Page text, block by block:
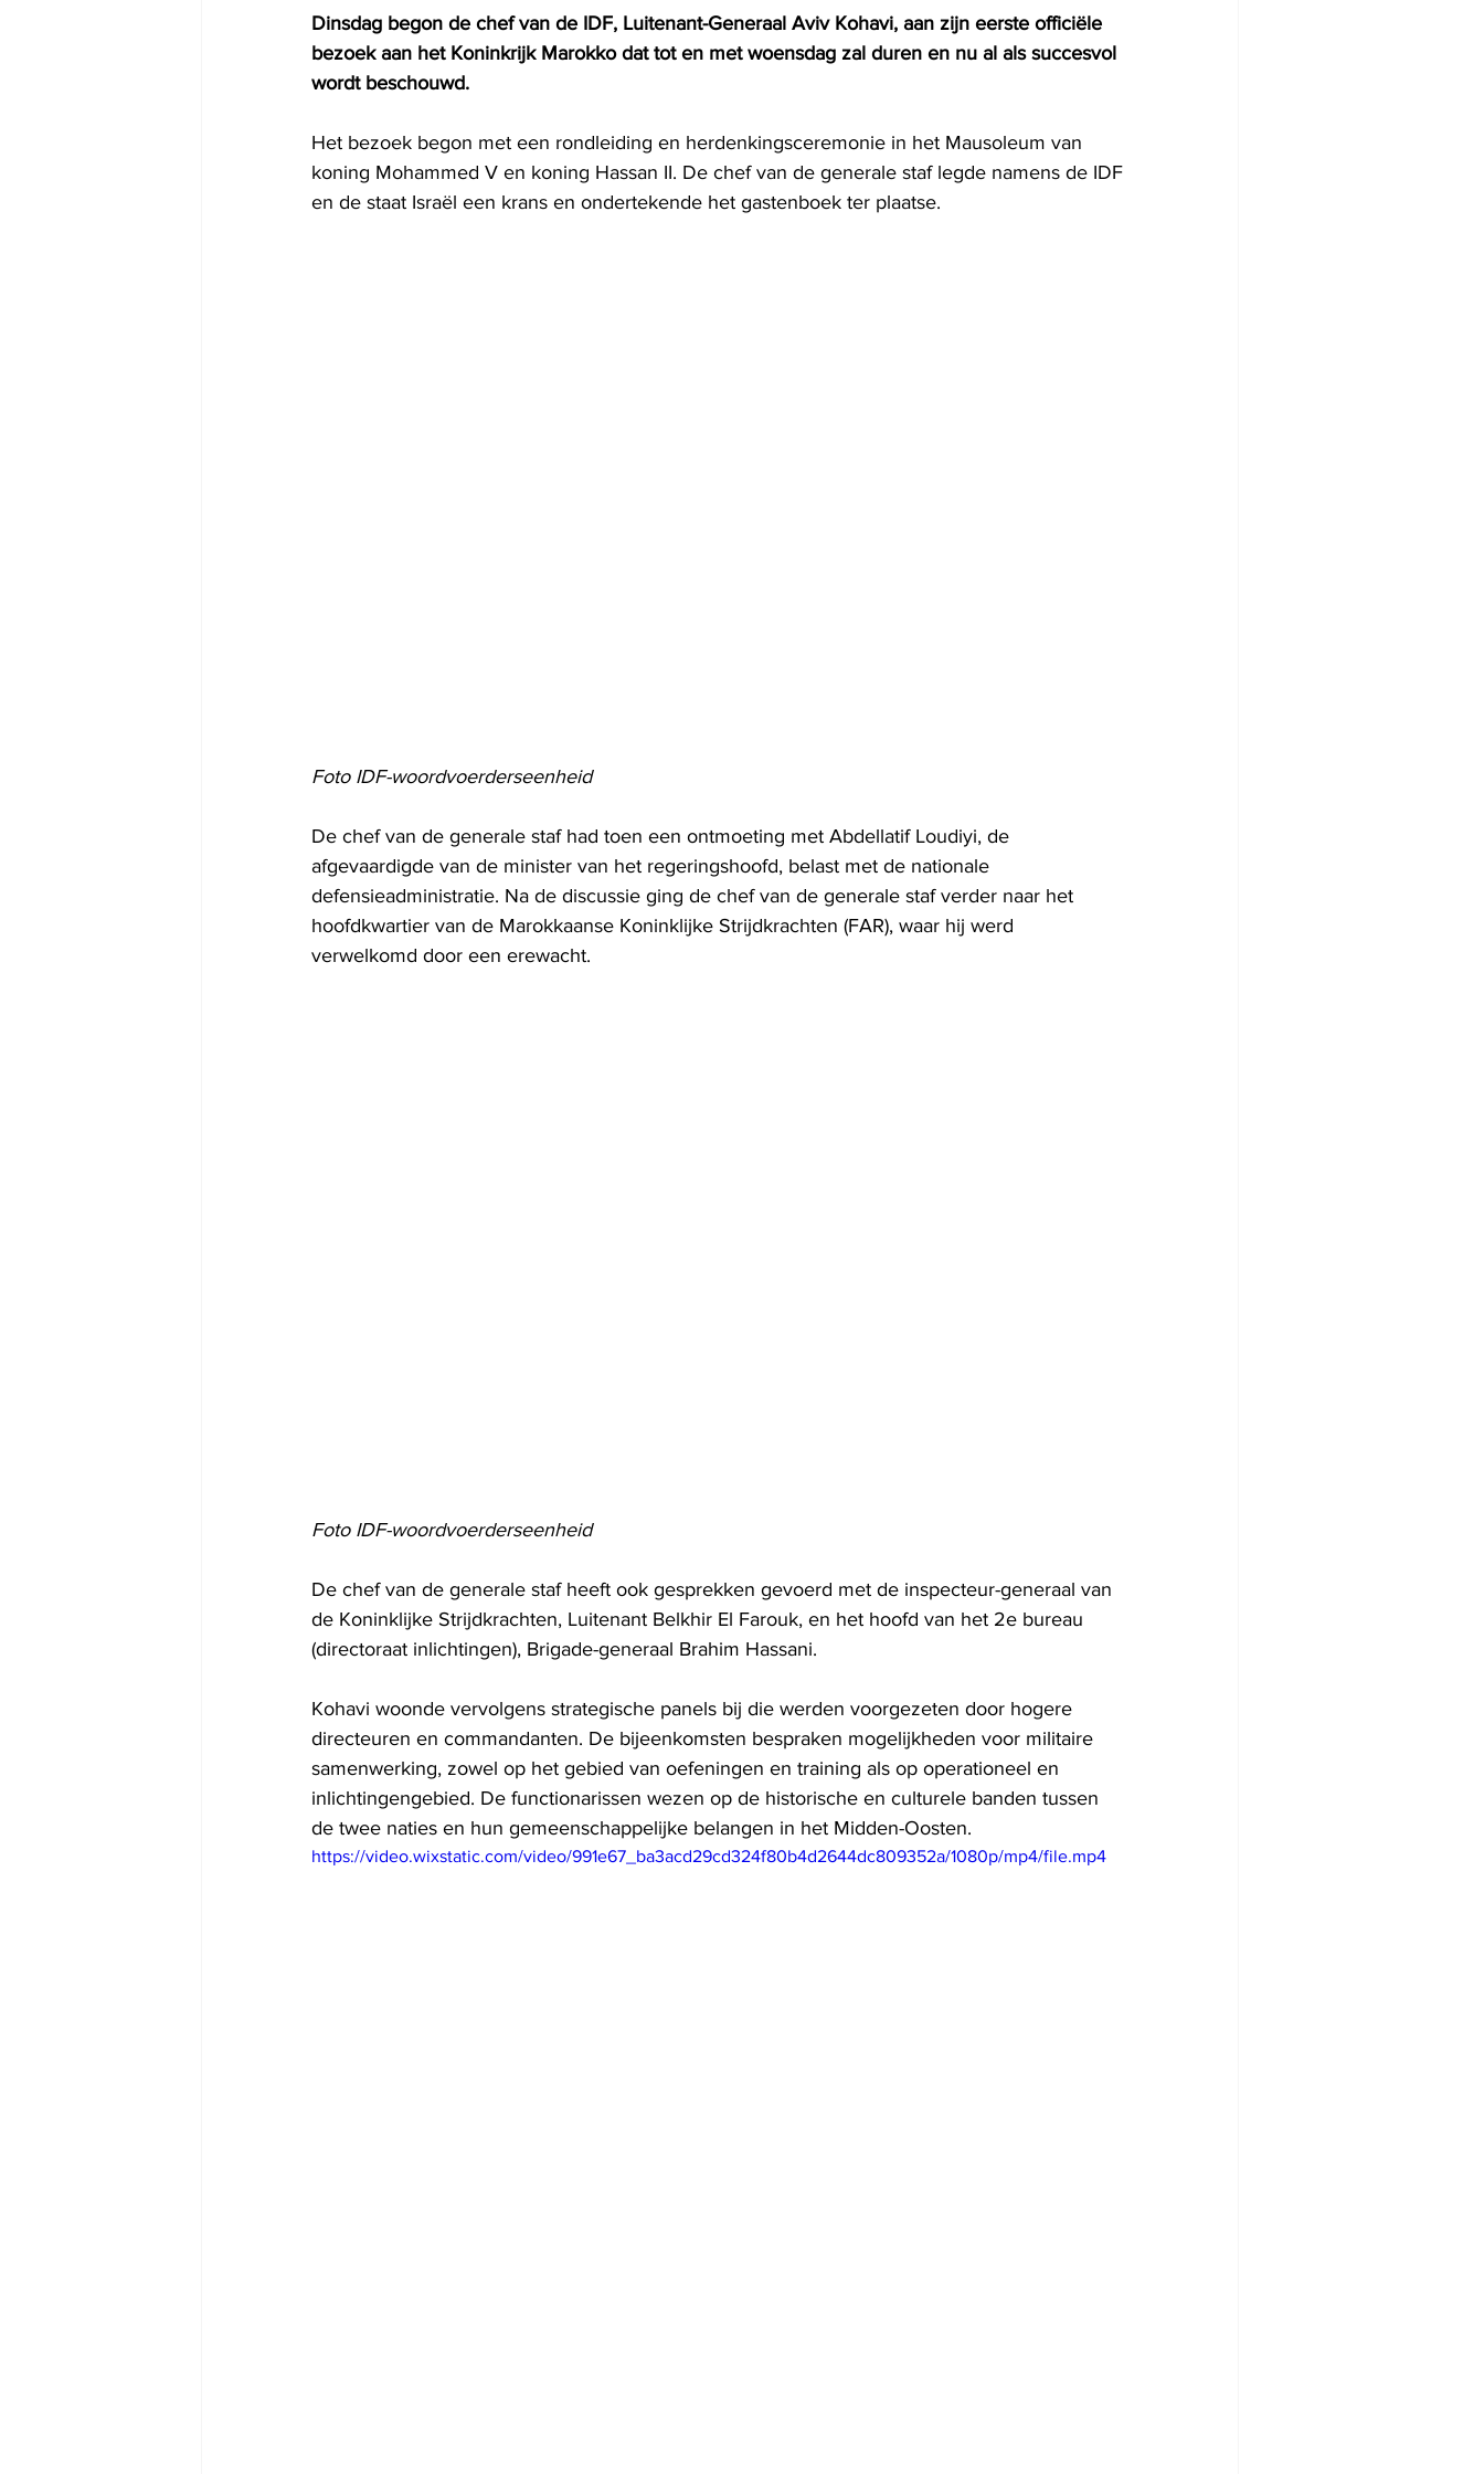
Dinsdag begon de chef van de IDF, Luitenant-Generaal Aviv Kohavi, aan zijn eerste officiële
bezoek aan het Koninkrijk Marokko dat tot en met woensdag zal duren en nu al als succesvol
wordt beschouwd.
Het bezoek begon met een rondleiding en herdenkingsceremonie in het Mausoleum van
koning Mohammed V en koning Hassan II. De chef van de generale staf legde namens de IDF
en de staat Israël een krans en ondertekende het gastenboek ter plaatse.
Foto IDF-woordvoerderseenheid
De chef van de generale staf had toen een ontmoeting met Abdellatif Loudiyi, de
afgevaardigde van de minister van het regeringshoofd, belast met de nationale
defensieadministratie. Na de discussie ging de chef van de generale staf verder naar het
hoofdkwartier van de Marokkaanse Koninklijke Strijdkrachten (FAR), waar hij werd
verwelkomd door een erewacht.
Foto IDF-woordvoerderseenheid
De chef van de generale staf heeft ook gesprekken gevoerd met de inspecteur-generaal van
de Koninklijke Strijdkrachten, Luitenant Belkhir El Farouk, en het hoofd van het 2e bureau
(directoraat inlichtingen), Brigade-generaal Brahim Hassani.
Kohavi woonde vervolgens strategische panels bij die werden voorgezeten door hogere
directeuren en commandanten. De bijeenkomsten bespraken mogelijkheden voor militaire
samenwerking, zowel op het gebied van oefeningen en training als op operationeel en
inlichtingengebied. De functionarissen wezen op de historische en culturele banden tussen
de twee naties en hun gemeenschappelijke belangen in het Midden-Oosten.
https://video.wixstatic.com/video/991e67_ba3acd29cd324f80b4d2644dc809352a/1080p/mp4/file.mp4